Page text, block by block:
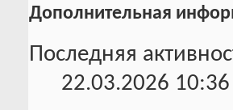
Дополнительная
Последняя
22.03.2026 10:36